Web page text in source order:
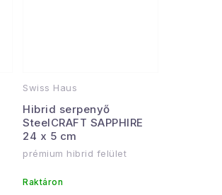
Swiss Haus
Hibrid serpenyő
SteelCRAFT SAPPHIRE
24 x 5 cm
prémium hibrid felület
Raktáron